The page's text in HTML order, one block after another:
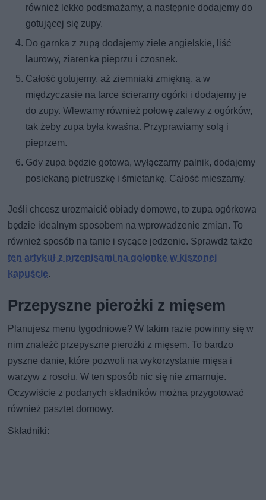
również lekko podsmażamy, a następnie dodajemy do
gotującej się zupy.
Do garnka z zupą dodajemy ziele angielskie, liść
laurowy, ziarenka pieprzu i czosnek.
Całość gotujemy, aż ziemniaki zmiękną, a w
międzyczasie na tarce ścieramy ogórki i dodajemy je
do zupy. Wlewamy również połowę zalewy z ogórków,
tak żeby zupa była kwaśna. Przyprawiamy solą i
pieprzem.
Gdy zupa będzie gotowa, wyłączamy palnik, dodajemy
posiekaną pietruszkę i śmietankę. Całość mieszamy.
Jeśli chcesz urozmaicić obiady domowe, to zupa ogórkowa
będzie idealnym sposobem na wprowadzenie zmian. To
również sposób na tanie i sycące jedzenie. Sprawdź także
ten artykuł z przepisami na golonkę w kiszonej
kapuście.
Przepyszne pierożki z mięsem
Planujesz menu tygodniowe? W takim razie powinny się w
nim znaleźć przepyszne pierożki z mięsem. To bardzo
pyszne danie, które pozwoli na wykorzystanie mięsa i
warzyw z rosołu. W ten sposób nic się nie zmarnuje.
Oczywiście z podanych składników można przygotować
również pasztet domowy.
Składniki: